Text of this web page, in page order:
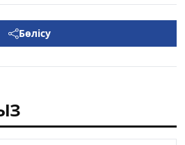
Бөлісу